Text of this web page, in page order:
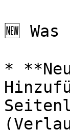
🆕
*